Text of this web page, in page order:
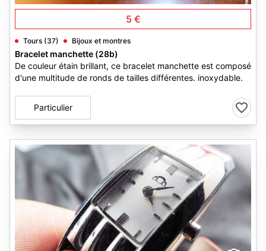
5 €
Tours (37) Bijoux et montres
Bracelet manchette (28b)
De couleur étain brillant, ce bracelet manchette est composé
d'une multitude de ronds de tailles différentes. inoxydable.
Particulier